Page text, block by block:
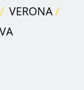
VERONA